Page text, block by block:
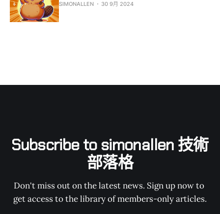
SIMONALLEN 30 9月 2024
Subscribe to simonallen 技術
部落格
Don't miss out on the latest news. Sign up now to
get access to the library of members-only articles.